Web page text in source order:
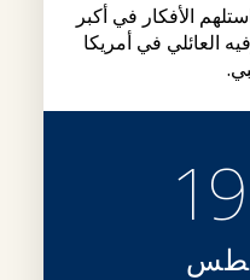
الأفكار في أكبر
العائلي في أمريكا